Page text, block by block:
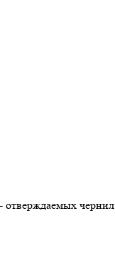
отверждаемых чернил